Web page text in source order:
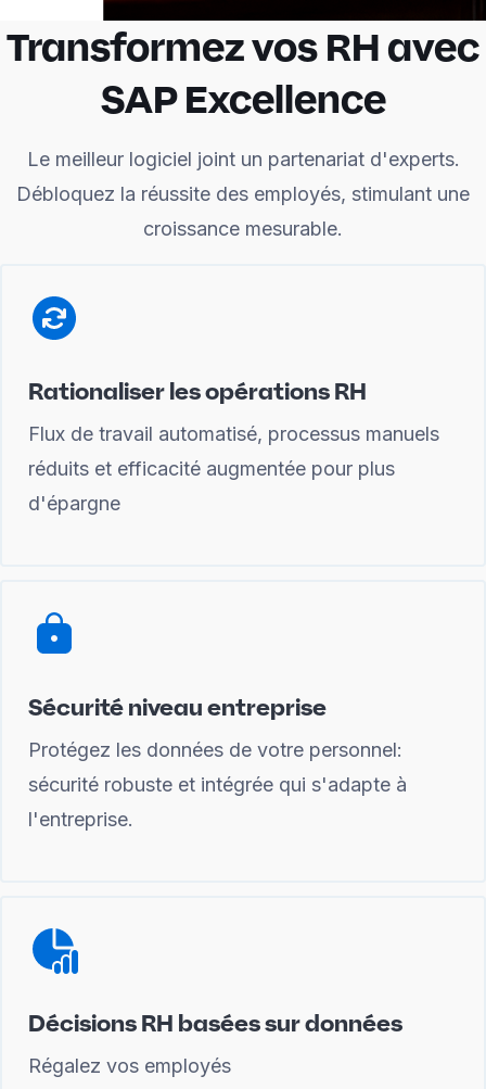
Transformez vos RH avec
SAP Excellence
Le meilleur logiciel joint un partenariat d'experts.
Débloquez la réussite des employés, stimulant une
croissance mesurable.
Rationaliser les opérations RH
Flux de travail automatisé, processus manuels
réduits et efficacité augmentée pour plus
d'épargne
Sécurité niveau entreprise
Protégez les données de votre personnel:
sécurité robuste et intégrée qui s'adapte à
l'entreprise.
Décisions RH basées sur données
Régalez vos employés